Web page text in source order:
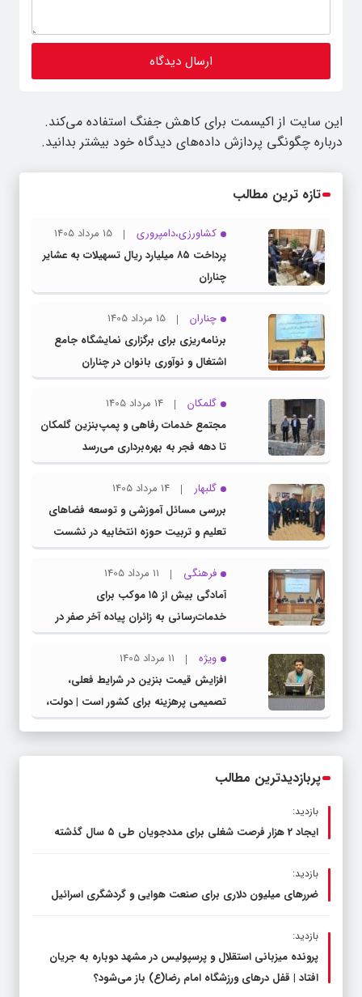
این سایت از اکیسمت برای کاهش جفنگ استفاده می‌کند.
درباره چگونگی پردازش داده‌های دیدگاه خود بیشتر بدانید.
تازه ترین مطالب
کشاورزی،دامپروری
15 مرداد 1405
پرداخت ۸۵ میلیارد ریال تسهیلات به عشایر
چناران
چناران
15 مرداد 1405
برنامه‌ریزی برای برگزاری نمایشگاه جامع
اشتغال و نوآوری بانوان در چناران
گلمکان
14 مرداد 1405
مجتمع خدمات رفاهی و پمپ‌بنزین گلمکان
تا دهه فجر به بهره‌برداری می‌رسد
گلبهار
14 مرداد 1405
بررسی مسائل آموزشی و توسعه فضاهای
تعلیم و تربیت حوزه انتخابیه در نشست
مشترک عضو کمیسیون آموزش مجلس با
مدیرکل آموزش و پرورش خراسان رضوی
فرهنگی
11 مرداد 1405
آمادگی بیش از ۱۵ موکب برای
خدمات‌رسانی به زائران پیاده آخر صفر در
شهرستان چناران
ویژه
11 مرداد 1405
افزایش قیمت بنزین در شرایط فعلی،
تصمیمی پرهزینه برای کشور است | دولت،
قاچاق سوخت و عوامل اصلی ناترازی را
پربازدیدترین مطالب
بازدید:
ایجاد 2 هزار فرصت شغلی برای مددجویان طی ۵ سال گذشته
بازدید:
ضررهای میلیون دلاری برای صنعت هوایی و گردشگری اسرائیل
بازدید:
پرونده میزبانی استقلال و پرسپولیس در مشهد دوباره به جریان
افتاد | قفل در‌های ورزشگاه امام رضا(ع) باز می‌شود؟